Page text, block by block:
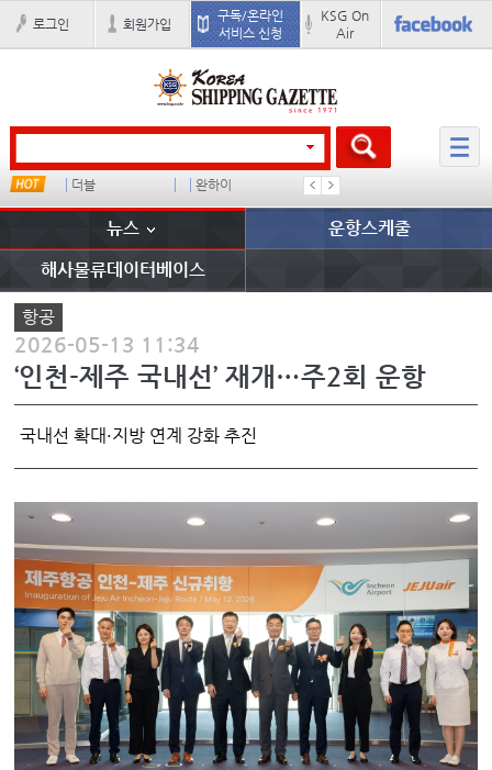
로그인 회원가입
구독/온라인
서비스 신청
KSG On
Air
더블 완하이 ??? ???
뉴스 운항스케줄
해사물류데이터베이스
항공
2026-05-13 11:34
‘인천-제주 국내선’ 재개…주2회 운항
국내선 확대·지방 연계 강화 추진